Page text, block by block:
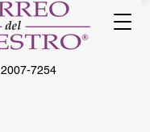
2007-7254